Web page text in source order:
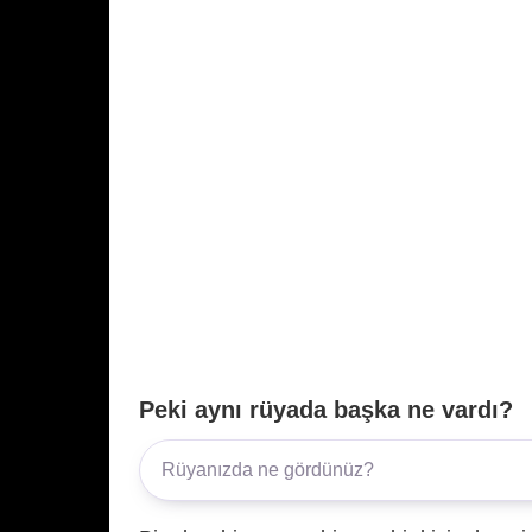
Peki aynı rüyada başka ne vardı?